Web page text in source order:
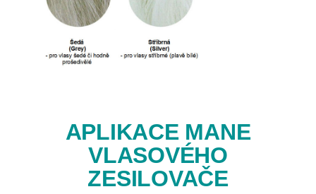
APLIKACE MANE
VLASOVÉHO
ZESILOVAČE